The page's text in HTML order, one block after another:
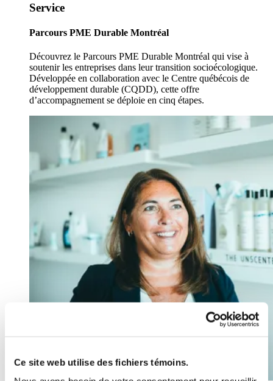
Ce site web utilise des fichiers témoins.
Service
Parcours PME Durable Montréal
Découvrez le Parcours PME Durable Montréal qui vise à
soutenir les entreprises dans leur transition socioécologique.
Développée en collaboration avec le Centre québécois de
développement durable (CQDD), cette offre
d’accompagnement se déploie en cinq étapes.